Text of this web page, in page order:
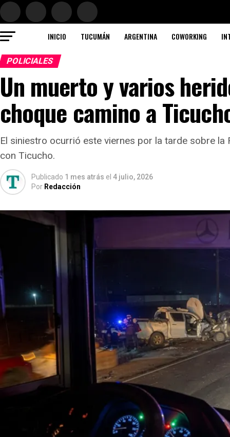
INICIO TUCUMÁN ARGENTINA COWORKING
POLICIALES
Un muerto y varios
choque camino a
El siniestro ocurrió este viernes por la tarde sobre la
con Ticucho.
Publicado 1 mes atrás el 4 julio, 2026
Por Redacción